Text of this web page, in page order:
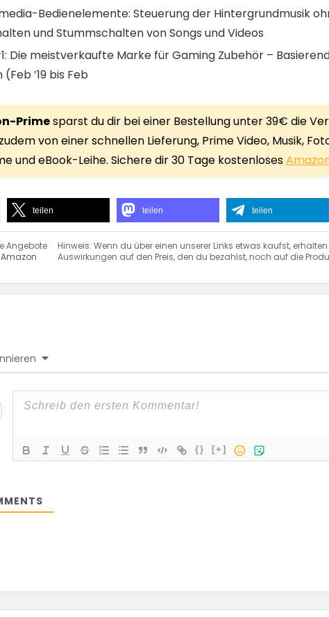
Bedienelemente: Steuerung der Hintergrundmusik
und Stummschalten von Songs und Videos
Die meistverkaufte Marke für Gaming Zubehör –
’19 bis Feb
Primesparst du dir bei einer Bestellung unter 39€ die
von einer schnellen Lieferung, Prime Video, Musik,
und eBook-Leihe. Sichere dir 30 Tage kostenloses
teilen teilen teilen
Angebote
Amazon
Hinweis: Wenn du über einen unserer Links etwas kaufst,
Auswirkungen auf den Preis, den du bezahlst, noch auf die
{} [+]